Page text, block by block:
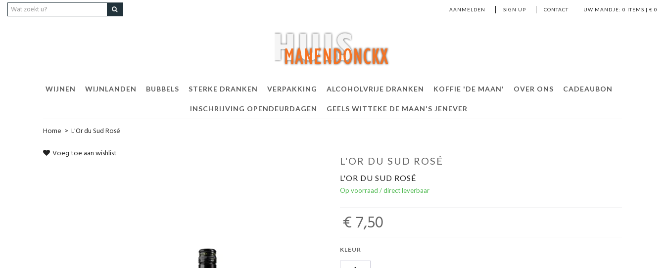
UW MANDJE: 0 ITEMS | € 0
AANMELDEN SIGN UP CONTACT
WIJNEN WIJNLANDEN BUBBELS STERKE DRANKEN VERPAKKING ALCOHOLVRIJE DRANKEN KOFFIE 'DE MAAN' OVER ONS CADEAUBON
INSCHRIJVING OPENDEURDAGEN GEELS WITTEKE DE MAAN'S JENEVER
Home > L'Or du Sud Rosé
Voeg toe aan wishlist
L'OR DU SUD ROSÉ
L'OR DU SUD ROSÉ
Op voorraad / direct leverbaar
€ 7,50
KLEUR